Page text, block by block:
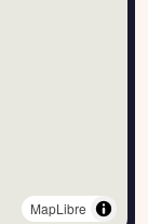
MapLibre